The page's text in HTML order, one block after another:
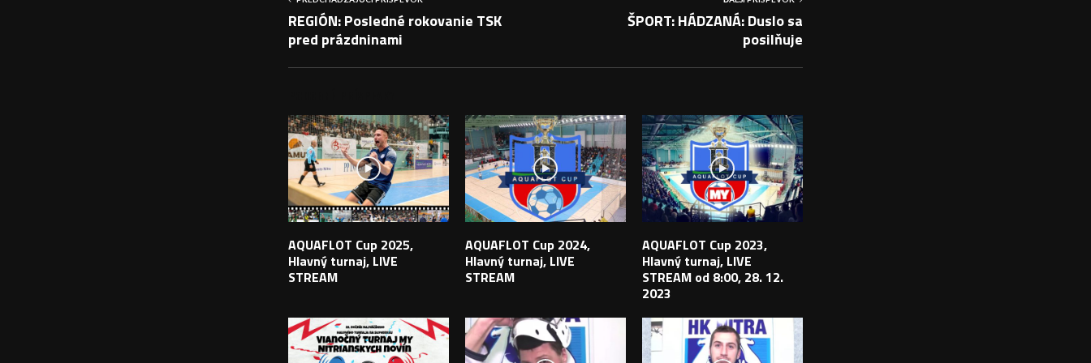
REGIÓN: Posledné rokovanie TSK
pred prázdninami
ŠPORT: HÁDZANÁ: Duslo sa
posilňuje
AQUAFLOT Cup 2025,
Hlavný turnaj, LIVE
STREAM
AQUAFLOT Cup 2024,
Hlavný turnaj, LIVE
STREAM
AQUAFLOT Cup 2023,
Hlavný turnaj, LIVE
STREAM od 8:00, 28. 12.
2023